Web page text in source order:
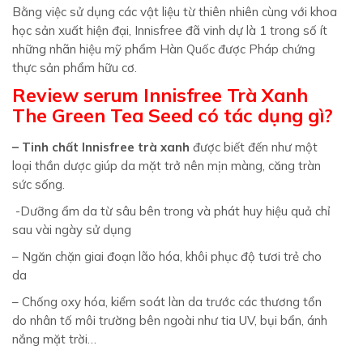
Bằng việc sử dụng các vật liệu từ thiên nhiên cùng với khoa
học sản xuất hiện đại, Innisfree đã vinh dự là 1 trong số ít
những nhãn hiệu mỹ phẩm Hàn Quốc được Pháp chứng
thực sản phẩm hữu cơ.
Review serum Innisfree Trà Xanh
The Green Tea Seed có tác dụng gì?
– Tinh chất Innisfree trà xanh được biết đến như một
loại thần dược giúp da mặt trở nên mịn màng, căng tràn
sức sống.
-Dưỡng ẩm da từ sâu bên trong và phát huy hiệu quả chỉ
sau vài ngày sử dụng
– Ngăn chặn giai đoạn lão hóa, khôi phục độ tươi trẻ cho
da
– Chống oxy hóa, kiểm soát làn da trước các thương tổn
do nhân tố môi trường bên ngoài như tia UV, bụi bẩn, ánh
nắng mặt trời…